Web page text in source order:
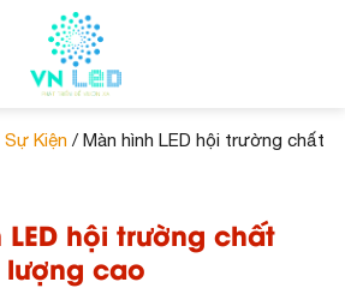
Kiện / Màn hình LED hội trường chất
LED hội trường chất
lượng cao